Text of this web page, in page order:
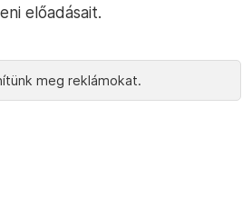
előadásait.
meg reklámokat.